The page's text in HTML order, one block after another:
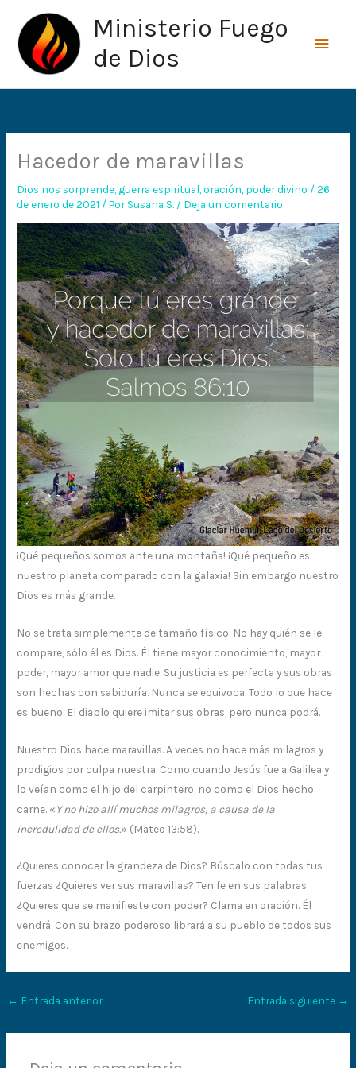
contenido
Ministerio Fuego
de Dios
Hacedor de maravillas
Dios nos sorprende guerra espiritual ,oración poder divino /26
de enero de 2021 / PorSusana S. / Deja un comentario
¡Qué pequeños somos ante una montaña! ¡Qué pequeño es
nuestro planeta comparado con la galaxia! Sin embargo nuestro
Dios es más grande.
No se trata simplemente de tamaño físico. No hay quién se le
compare, sólo él es Dios. Él tiene mayor conocimiento, mayor
poder, mayor amor que nadie. Su justicia es perfecta y sus obras
son hechas con sabiduría. Nunca se equivoca. Todo lo que hace
es bueno. El diablo quiere imitar sus obras, pero nunca podrá.
Nuestro Dios hace maravillas. A veces no hace más milagros y
prodigios por culpa nuestra. Como cuando Jesús fue a Galilea y
lo veían como el hijo del carpintero, no como el Dios hecho
carne. «Y no hizo allí muchos milagros, a causa de la
incredulidad de ellos.» (Mateo 13:58).
¿Quieres conocer la grandeza de Dios? Búscalo con todas tus
fuerzas ¿Quieres ver sus maravillas? Ten fe en sus palabras
¿Quieres que se manifieste con poder? Clama en oración. Él
vendrá. Con su brazo poderoso librará a su pueblo de todos sus
enemigos.
← Entrada anterior Entrada siguiente →